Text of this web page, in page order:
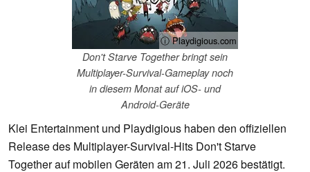
ⓘ Playdigious.com
Don't Starve Together bringt sein
Multiplayer-Survival-Gameplay noch
in diesem Monat auf iOS- und
Android-Geräte
Klei Entertainment und Playdigious haben den offiziellen
Release des Multiplayer-Survival-Hits Don't Starve
Together auf mobilen Geräten am 21. Juli 2026 bestätigt.